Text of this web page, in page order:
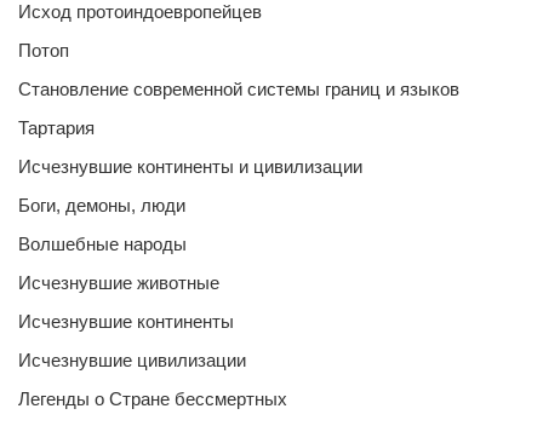
Исход протоиндоевропейцев
Потоп
Становление современной системы границ и языков
Тартария
Исчезнувшие континенты и цивилизации
Боги, демоны, люди
Волшебные народы
Исчезнувшие животные
Исчезнувшие континенты
Исчезнувшие цивилизации
Легенды о Стране бессмертных